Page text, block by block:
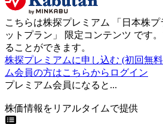
こちらは株探プレミアム 「 日本株プ
ットプラン 」 限定コンテンツ です
ることができます。
株探プレミアムに申し込む (初回無
ム会員の方はこちらからログイン
プレミアム会員になると...
株価情報をリアルタイムで提供